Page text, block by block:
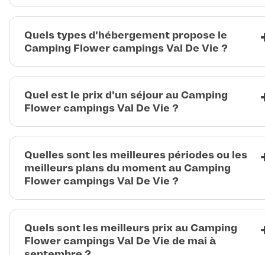
Quels types d'hébergement propose le
Camping Flower campings Val De Vie ?
Quel est le prix d'un séjour au Camping
Flower campings Val De Vie ?
Quelles sont les meilleures périodes ou les
meilleurs plans du moment au Camping
Flower campings Val De Vie ?
Quels sont les meilleurs prix au Camping
Flower campings Val De Vie de mai à